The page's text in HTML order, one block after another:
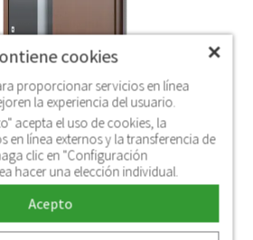
cookies
proporcionar servicios en línea
la experiencia del usuario.
acepta el uso de cookies, la
en línea externos y la transferencia de
clic en "Configuración
hacer una elección individual.
Acepto
✕